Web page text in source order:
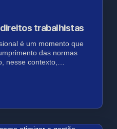
trabalhistas
é um momento que
das normas
nesse contexto,…